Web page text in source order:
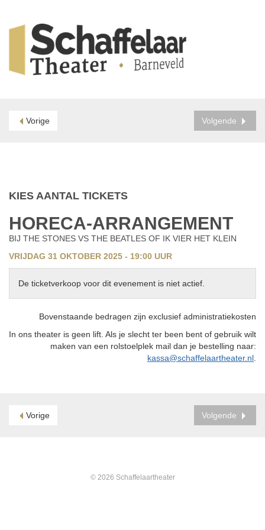
Vorige Volgende
KIES AANTAL TICKETS
HORECA-ARRANGEMENT
BIJ THE STONES VS THE BEATLES OF IK VIER HET KLEIN
VRIJDAG 31 OKTOBER 2025 - 19:00 UUR
De ticketverkoop voor dit evenement is niet actief.
Bovenstaande bedragen zijn exclusief administratiekosten
In ons theater is geen lift. Als je slecht ter been bent of gebruik wilt
maken van een rolstoelplek mail dan je bestelling naar:
kassa@schaffelaartheater.nl
Vorige Volgende
© 2026 Schaffelaartheater